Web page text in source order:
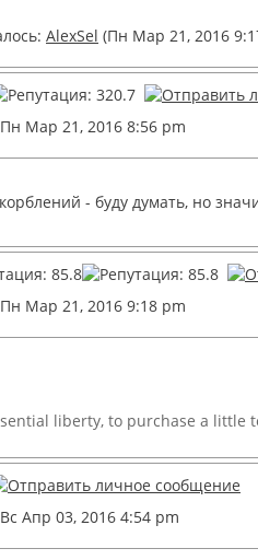
AlexSel (Пн Мар 21, 2016
Мар 21, 2016 8:56 pm
- буду думать, но
Мар 21, 2016 9:18 pm
liberty, to purchase a
Апр 03, 2016 4:54 pm